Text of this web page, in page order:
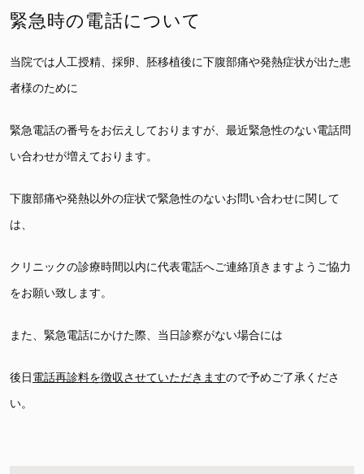
緊急時の電話について
当院では人工授精、採卵、胚移植後に下腹部痛や発熱症状が出た患
者様のために
緊急電話の番号をお伝えしておりますが、最近緊急性のない電話問
い合わせが増えております。
下腹部痛や発熱以外の症状で緊急性のないお問い合わせに関して
は、
クリニックの診療時間以内に代表電話へご連絡頂きますようご協力
をお願い致します。
また、緊急電話にかけた際、当日診察がない場合には
後日 電話再診料を徴収させていただきますので予めご了承くださ
い。